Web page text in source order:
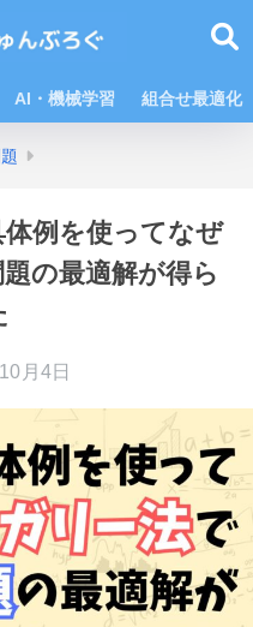
AI・機械学習 組合せ最適化
体例を使ってなぜ
の最適解が得ら
月4日